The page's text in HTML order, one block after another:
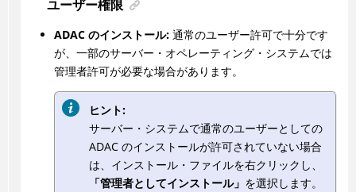
ユーザー権限
ADACのインストール:通常のユーザー許可で十分です
が、一部のサーバー・オペレーティング・システムでは
管理者許可が必要な場合があります。
ヒント:
サーバー・システムで通常のユーザーとしての
ADACのインストールが許可されていない場合
は、インストール・ファイルを右クリックし、
「管理者としてインストール」 を選択します。